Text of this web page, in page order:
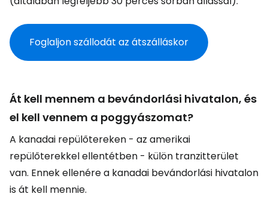
Foglaljon szállodát az átszálláskor
Át kell mennem a bevándorlási hivatalon, és
el kell vennem a poggyászomat?
A kanadai repülőtereken - az amerikai
repülőterekkel ellentétben - külön tranzitterület
van. Ennek ellenére a kanadai bevándorlási hivatalon
is át kell mennie.